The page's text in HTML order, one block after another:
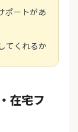
ポートがあ
てくれるか
在宅フ